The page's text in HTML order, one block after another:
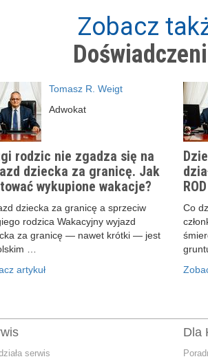
Zobacz
Tomasz R. Weigt
Adwokat
rodzic nie zgadza się na
dziecka za granicę. Jak
wykupione wakacje?
dziecka za granicę a sprzeciw
rodzica Wakacyjny wyjazd
za granicę — nawet krótki — jest
…
artykuł
Co
serwis
Dla